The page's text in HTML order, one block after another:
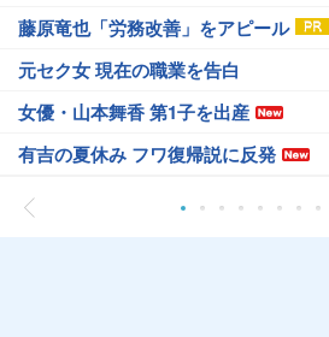
藤原竜也「労務改善」をアピール
元セク女 現在の職業を告白
女優・山本舞香 第1子を出産
有吉の夏休み フワ復帰説に反発